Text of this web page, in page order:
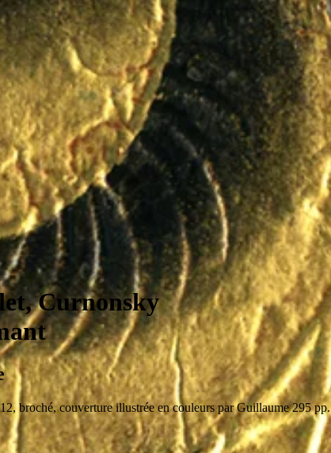
Curnonsky
, broché, couverture illustrée en couleurs par Guillaume 295 pp.